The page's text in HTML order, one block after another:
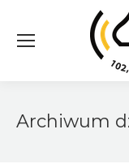
Archiwum